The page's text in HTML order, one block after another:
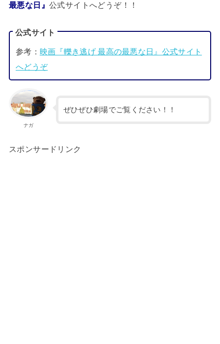
最悪な日』 公式サイトへどうぞ！！
公式サイト
参考： 映画『轢き逃げ 最高の最悪な日』公式サイト
へどうぞ
ナガ
ぜひぜひ劇場でご覧ください！！
スポンサードリンク